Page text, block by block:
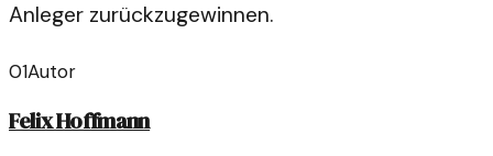
Anleger zurückzugewinnen.
01Autor
Felix Hoffmann